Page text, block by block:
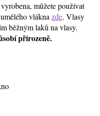
můžete používat
vláknazde. Vlasy
běžným laků na vlasy.
přirozeně.